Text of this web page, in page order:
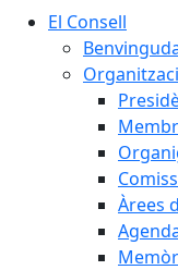
El Consell
Àrees